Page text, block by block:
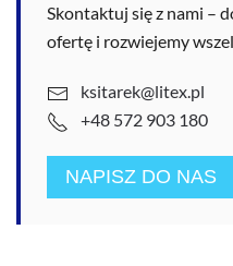
Skontaktuj się z nami –
ofertę i rozwiejemy
ksitarek@litex.pl
+48 572 903 180
NAPISZ DO NAS